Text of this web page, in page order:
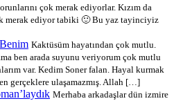
çok merak ediyorlar. Kızım da
merak ediyor tabiki 🙂 Bu yaz tayinciyiz
Kaktüsüm hayatından çok mutlu.
ben arada suyunu veriyorum çok mutlu
var. Kedim Soner falan. Hayal kurmak
gerçeklere ulaşamazmış. Allah […]
Merhaba arkadaşlar dün izmire